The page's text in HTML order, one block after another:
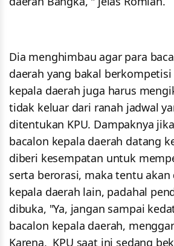
Dia menghimbau agar para
daerah yang bakal
kepala daerah juga harus
tidak keluar dari ranah jadwal
ditentukan KPU. Dampaknya
bacalon kepala daerah datang
diberi kesempatan untuk
serta berorasi, maka tentu
kepala daerah lain, padahal
dibuka, "Ya, jangan sampai
bacalon kepala daerah,
Karena, KPU saat ini sedang